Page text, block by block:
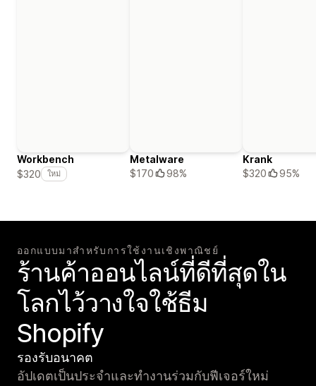
Workbench
$320
ใหม่
Metalware
$170
98%
Krank
$320
95%
ออกแบบมาสำหรับการใช้งานเชิงพาณิชย์
ร้านค้าออนไลน์ที่ดีที่สุดใน
โลกไว้วางใจใช้ธีม
Shopify
รองรับอนาคต
อัปเดตเป็นประจำและทำงานร่วมกับฟีเจอร์ใหม่